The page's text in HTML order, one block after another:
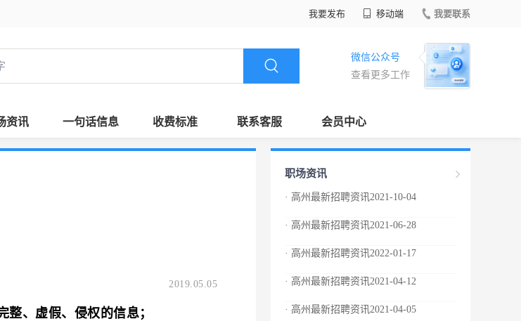
我要发布 移动端 我要联系
微信公众号
查看更多工作
资讯 一句话信息 收费标准 联系客服 会员中心
2019.05.05
、虚假、侵权的信息；
职场资讯
· 高州最新招聘资讯2021-10-04
· 高州最新招聘资讯2021-06-28
· 高州最新招聘资讯2022-01-17
· 高州最新招聘资讯2021-04-12
· 高州最新招聘资讯2021-04-05